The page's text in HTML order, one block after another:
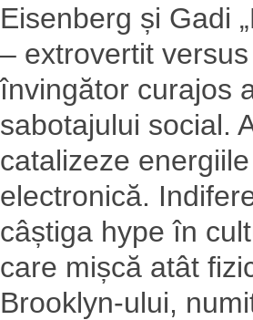
Eisenberg și Gadi
– extrovertit
învingător curajos
sabotajului social.
catalizeze
electronică.
câștiga hype în
care mișcă atât
Brooklyn-ului,